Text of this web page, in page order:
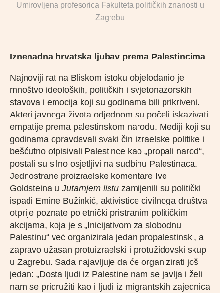
Umirovljena profesorica Fakulteta političkih znanosti u
Zagrebu
Iznenadna hrvatska ljubav prema Palestincima
Najnoviji rat na Bliskom istoku objelodanio je
mnoštvo ideoloških, političkih i svjetonazorskih
stavova i emocija koji su godinama bili prikriveni.
Akteri javnoga života odjednom su počeli iskazivati
empatije prema palestinskom narodu. Mediji koji su
godinama opravdavali svaki čin izraelske politike i
bešćutno otpisivali Palestince kao „propali narod“,
postali su silno osjetljivi na sudbinu Palestinaca.
Jednostrane proizraelske komentare Ive
Goldsteina u Jutarnjem listu zamijenili su politički
ispadi Emine Bužinkić, aktivistice civilnoga društva
otprije poznate po etnički pristranim političkim
akcijama, koja je s „Inicijativom za slobodnu
Palestinu“ već organizirala jedan propalestinski, a
zapravo užasan protuizraelski i protužidovski skup
u Zagrebu. Sada najavljuje da će organizirati još
jedan: „Dosta ljudi iz Palestine nam se javlja i želi
nam se pridružiti kao i ljudi iz migrantskih zajednica